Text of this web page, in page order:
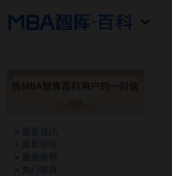
最新資訊
最新评论
最新推荐
热门推荐